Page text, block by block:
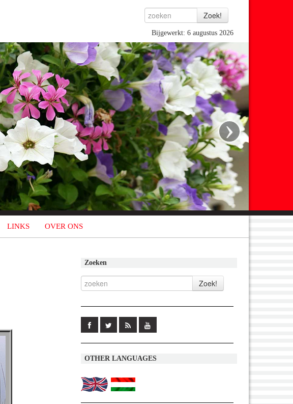
Bijgewerkt: 6 augustus 2026
›
LINKS OVER ONS
Zoeken
OTHER LANGUAGES